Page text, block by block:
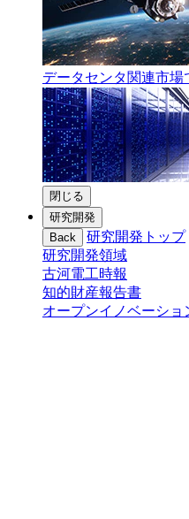
データセンタ関連市
閉じる
研究開発
Back
研究開発トップ
研究開発領域
古河電工時報
知的財産報告書
オープンイノベーショ